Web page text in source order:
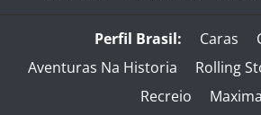
Perfil Brasil: Caras
Aventuras Na Historia
Rolling
Recreio
Maxima